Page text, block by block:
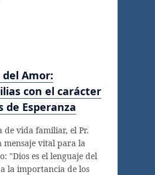
Amor:
con el carácter
Esperanza
de vida familiar, el Pr.
mensaje vital para la
"Dios es el lenguaje del
la importancia de los